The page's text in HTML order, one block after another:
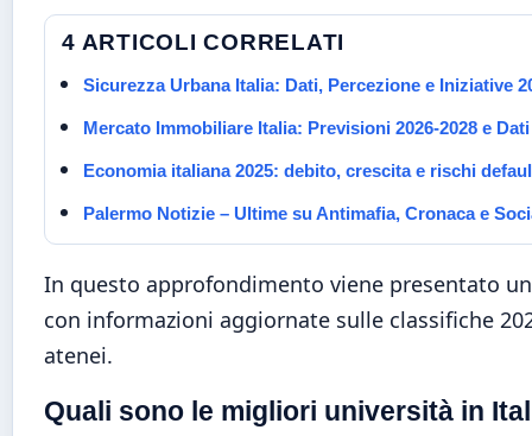
4 ARTICOLI CORRELATI
Sicurezza Urbana Italia: Dati, Percezione e Iniziative
Mercato Immobiliare Italia: Previsioni 2026-2028 e
Economia italiana 2025: debito, crescita e rischi
Palermo Notizie – Ultime su Antimafia, Cronaca e
In questo approfondimento viene presentato
con informazioni aggiornate sulle classifiche
atenei.
Quali sono le migliori università in